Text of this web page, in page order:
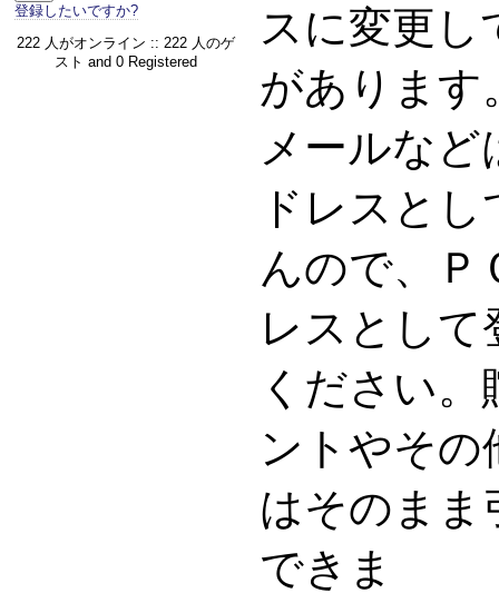
登録したいですか?
222 人がオンライン :: 222 人のゲ
スト and 0 Registered
スに変更し
があります
メールなど
ドレスと
んので、Ｐ
レスとして
ください
ントやその
はそのまま
できま